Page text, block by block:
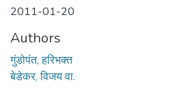
2011-01-20
Authors
गुंडोपंत, हरिभक्त
बेडेकर, विजय वा.